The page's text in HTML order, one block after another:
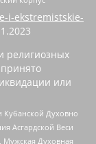
i-ekstremistskie-
религиозных
или
Кубанской Духовно
Асгардской Веси
Духовная